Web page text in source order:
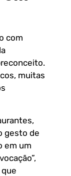
com
muitas
gesto de
em um